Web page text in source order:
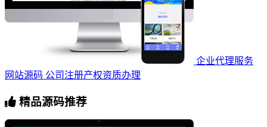
企业代理服务
网站源码 公司注册产权资质办理
精品源码推荐